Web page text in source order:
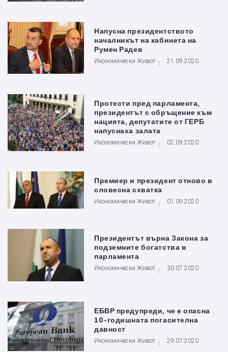
Напусна президентството
началникът на кабинета на
Румен Радев
Икономически Живот 21.09.2020
Протести пред парламента,
президентът с обръщение към
нацията, депутатите от ГЕРБ
напуснаха залата
Икономически Живот 02.09.2020
Премиер и президент отново в
словесна схватка
Икономически Живот 01.09.2020
Президентът върна Закона за
подземните богатства в
парламента
Икономически Живот 30.07.2020
ЕБВР предупреди, че е опасна
10-годишната погасителна
давност
Икономически Живот 29.07.2020